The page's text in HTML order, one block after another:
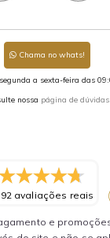
Chama no whats!
a sexta-feira das
nossa página de dúvidas.
avaliações reais
e